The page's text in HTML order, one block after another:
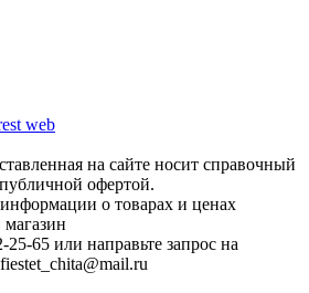
web
на сайте носит справочный
офертой.
о товарах и ценах
65 или направьте запрос на